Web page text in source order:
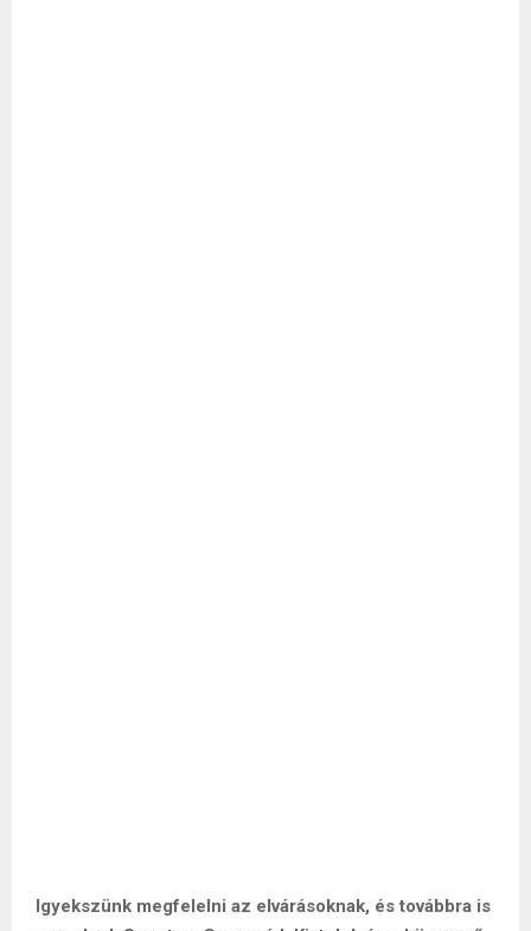
Igyekszünk megfelelni az elvárásoknak, és továbbra is